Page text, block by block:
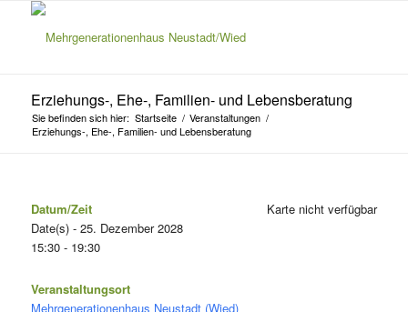
Erziehungs-, Ehe-, Familien- und Lebensberatung
Sie befinden sich hier: Startseite / Veranstaltungen /
Erziehungs-, Ehe-, Familien- und Lebensberatung
Karte nicht verfügbar
Datum/Zeit
Date(s) - 25. Dezember 2028
15:30 - 19:30
Veranstaltungsort
Mehrgenerationenhaus Neustadt (Wied)